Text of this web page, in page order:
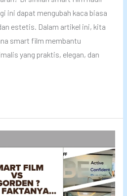
ini dapat mengubah kaca biasa
estetis. Dalam artikel ini, kita
smart film membantu
yang praktis, elegan, dan